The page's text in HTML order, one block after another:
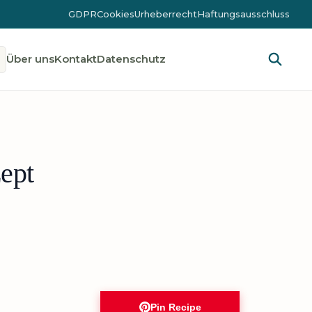
GDPRCookiesUrheberrechtHaftungsausschluss
Über unsKontaktDatenschutz
Pin Recipe